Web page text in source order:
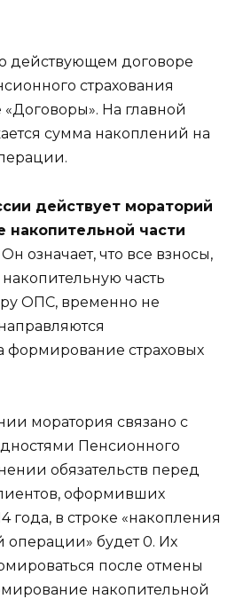
действующем договоре
страхования
«Договоры». На главной
сумма накоплений на
действует мораторий
накопительной части
Он означает, что все взносы,
часть
ОПС, временно не
формирование страховых
моратория связано с
Пенсионного
обязательств перед
оформивших
года, в строке «накопления
операции» будет 0. Их
после отмены
накопительной